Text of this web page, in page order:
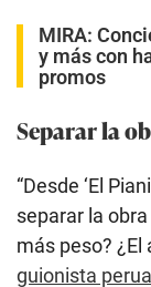
MIRA:
y más con
promos
Separar la
“Desde ‘El
separar la
más peso? ¿El
guionista